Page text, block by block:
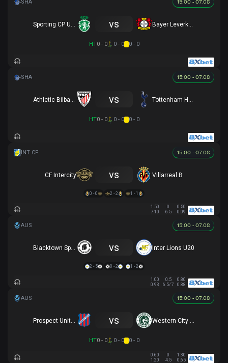
15:00 - 07.08
vs Bayer Leverkusen U17
HT0 - 0 0 - 0 0 - 0
15:00 - 07.08
vs
HT0 - 0 0 - 0 0 - 0
15:00 - 07.08
CF Intercity vs Villarreal B
0 - 0 2 - 2 1 - 1
1.50 0
0.50
7.10
6.5 0.09
15:00 - 07.08
Blacktown Spartans U20 vs Inter Lions U20
2 - 5 0 - 2 1 - 2
1.00 0.5
0.80
0.93
6.5/7 0.88
15:00 - 07.08
Prospect United U20 vs
HT0 - 0 0 - 0 0 - 0
0.60 0
1.30
1.20
4.5 0.65